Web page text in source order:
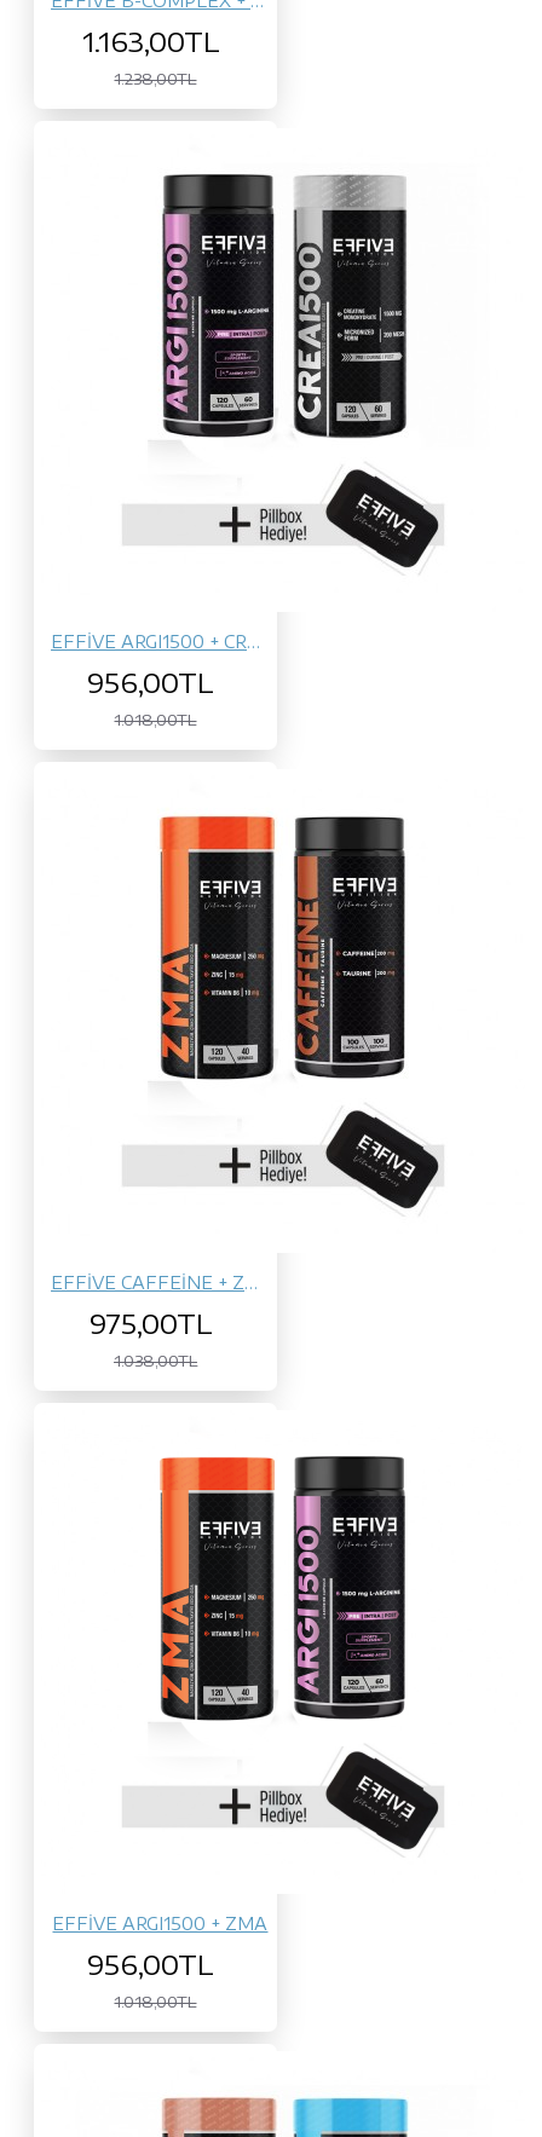
1.163,00TL
1.238,00TL
EFFİVE ARGI1500 + CREA1500
956,00TL
1.018,00TL
EFFİVE CAFFEİNE + ZMA
975,00TL
1.038,00TL
EFFİVE ARGI1500 + ZMA
956,00TL
1.018,00TL